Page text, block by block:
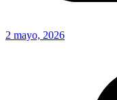
2 mayo, 2026